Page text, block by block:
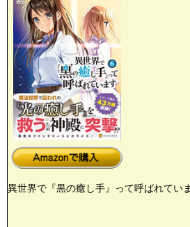
異世界で『黒の癒し手』って呼ばれてい